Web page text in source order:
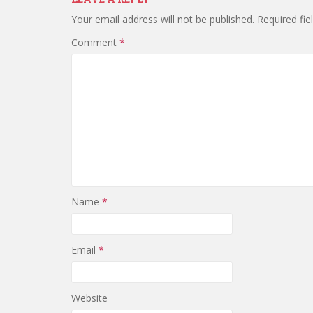
Your email address will not be published. Required
Comment *
Name *
Email *
Website